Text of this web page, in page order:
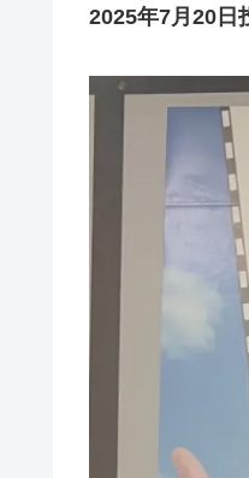
2025年7月20日